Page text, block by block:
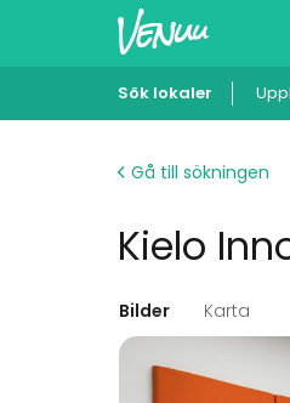
Sök lokaler
Gå till sökningen
Kielo
Bilder Karta